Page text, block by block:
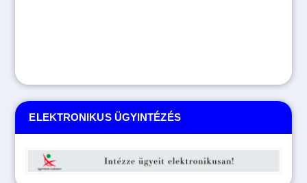
ELEKTRONIKUS ÜGYINTÉZÉS